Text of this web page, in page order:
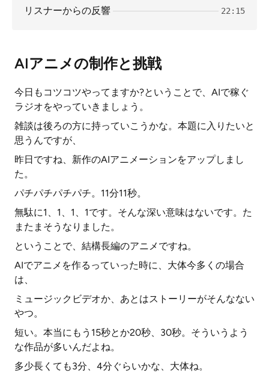
リスナーからの反響 22:15
AIアニメの制作と挑戦
今日もコツコツやってますか?ということで、AIで稼ぐ
ラジオをやっていきましょう。
雑談は後ろの方に持っていこうかな。本題に入りたいと
思うんですが、
昨日ですね、新作のAIアニメーションをアップしまし
た。
パチパチパチパチ。11分11秒。
無駄に1、1、1、1です。そんな深い意味はないです。た
またまそうなりました。
ということで、結構長編のアニメですね。
AIでアニメを作るっていった時に、大体今多くの場合
は、
ミュージックビデオか、あとはストーリーがそんなない
やつ。
短い。本当にもう15秒とか20秒、30秒。そういうよう
な作品が多いんだよね。
多少長くても3分、4分ぐらいかな、大体ね。